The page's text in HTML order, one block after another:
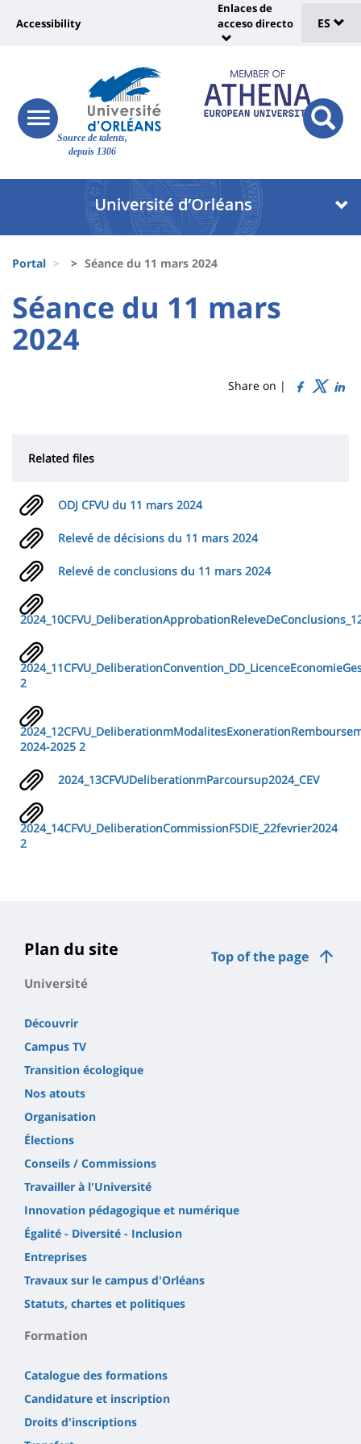
Site
Source de talents,
depuis 1306
Université
Recherche
responsive
menu
button
Université
vers
page
accessibilité
Accessibility
:
Shortcut
links
Enlaces de
acceso directo
de
ES
Université
Block
liste
des
composantes
d'Ariane
Portal Séance du 11 mars 2024
University
:
Sidebar
University
:
Main
Titre
Séance du 11 mars
2024
Share on |
de
page
principale
Related files
ODJ CFVU du 11 mars 2024
Relevé de décisions du 11 mars 2024
Relevé de conclusions du 11 mars 2024
2
2024-2025 2
2024_13CFVUDeliberationmParcoursup2024_CEV
2024_14CFVU_DeliberationCommissionFSDIE_22fevrier2024
2
Top of the page
Plan du site
Université
Découvrir
Campus TV
Transition écologique
Nos atouts
Organisation
Élections
Conseils / Commissions
Travailler à l'Université
Innovation pédagogique et numérique
Égalité - Diversité - Inclusion
Entreprises
Travaux sur le campus d'Orléans
Statuts, chartes et politiques
Formation
Catalogue des formations
Candidature et inscription
Droits d'inscriptions